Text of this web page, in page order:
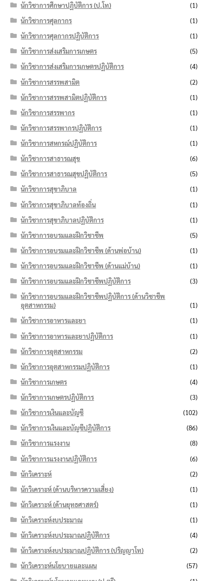
นักวิชาการศึกษาปฏิบัติการ (ป.โท)
(1)
นักวิชาการศุลกากร
(1)
นักวิชาการศุลกากรปฏิบัติการ
(1)
นักวิชาการส่งเสริมการเกษตร
(5)
นักวิชาการส่งเสริมการเกษตรปฏิบัติการ
(4)
นักวิชาการสรรพสามิต
(2)
นักวิชาการสรรพสามิตปฏิบัติการ
(1)
นักวิชาการสรรพากร
(1)
นักวิชาการสรรพากรปฏิบัติการ
(1)
นักวิชาการสหกรณ์ปฏิบัติการ
(1)
นักวิชาการสาธารณสุข
(6)
นักวิชาการสาธารณสุขปฏิบัติการ
(5)
นักวิชาการสุขาภิบาล
(1)
นักวิชาการสุขาภิบาลท้องถิ่น
(1)
นักวิชาการสุขาภิบาลปฏิบัติการ
(1)
นักวิชาการอบรมและฝึกวิชาชีพ
(5)
นักวิชาการอบรมและฝึกวิชาชีพ (ด้านพ่อบ้าน)
(1)
นักวิชาการอบรมและฝึกวิชาชีพ (ด้านแม่บ้าน)
(1)
นักวิชาการอบรมและฝึกวิชาชีพปฏิบัติการ
(3)
นักวิชาการอบรมและฝึกวิชาชีพปฏิบัติการ (ด้านวิชาชีพ
อุตสาหกรรม)
(1)
นักวิชาการอาหารและยา
(1)
นักวิชาการอาหารและยาปฏิบัติการ
(1)
นักวิชาการอุตสาหกรรม
(2)
นักวิชาการอุตสาหกรรมปฏิบัติการ
(1)
นักวิชาการเกษตร
(4)
นักวิชาการเกษตรปฏิบัติการ
(3)
นักวิชาการเงินและบัญชี
(102)
นักวิชาการเงินและบัญชีปฏิบัติการ
(86)
นักวิชาการแรงงาน
(8)
นักวิชาการแรงงานปฏิบัติการ
(6)
นักวิเคราะห์
(2)
นักวิเคราะห์ (ด้านบริหารความเสี่ยง)
(1)
นักวิเคราะห์ (ด้านยุทธศาสตร์)
(1)
นักวิเคราะห์งบประมาณ
(1)
นักวิเคราะห์งบประมาณปฏิบัติการ
(4)
นักวิเคราะห์งบประมาณปฏิบัติการ (ปริญญาโท)
(2)
นักวิเคราะห์นโยบายและแผน
(57)